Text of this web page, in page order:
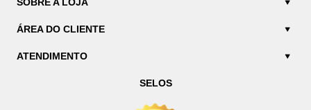
ÁREA DO CLIENTE
ATENDIMENTO
SELOS